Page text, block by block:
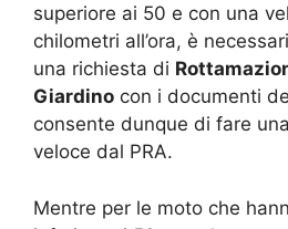
superiore ai 50 e con una
chilometri all’ora, è
una richiesta di
Giardino con i documenti
consente dunque di fare
veloce dal PRA.
Mentre per le moto che